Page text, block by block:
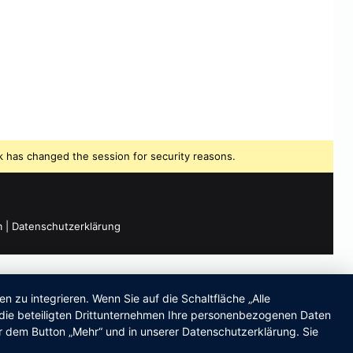
has changed the session for security reasons.
Datenschutzerklärung
zu integrieren. Wenn Sie auf die Schaltfläche „Alle
beteiligten Drittunternehmen Ihre personenbezogenen Daten
Button „Mehr“ und in unserer Datenschutzerklärung. Sie